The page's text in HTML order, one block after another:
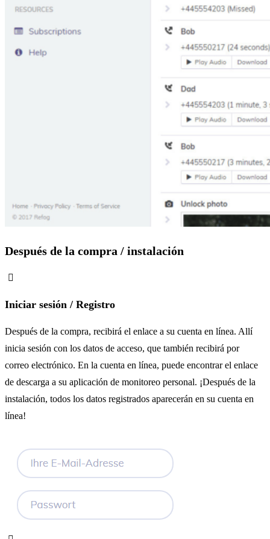
Después de la compra / instalación
Iniciar sesión / Registro
Después de la compra, recibirá el enlace a su cuenta en línea. Allí
inicia sesión con los datos de acceso, que también recibirá por
correo electrónico. En la cuenta en línea, puede encontrar el enlace
de descarga a su aplicación de monitoreo personal. ¡Después de la
instalación, todos los datos registrados aparecerán en su cuenta en
línea!